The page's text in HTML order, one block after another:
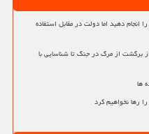
انجام دهید اما دولت در مقابل استفاده
برگشت از مرگ در جنگ تا شناسایی با
ها
رها نخواهیم کرد